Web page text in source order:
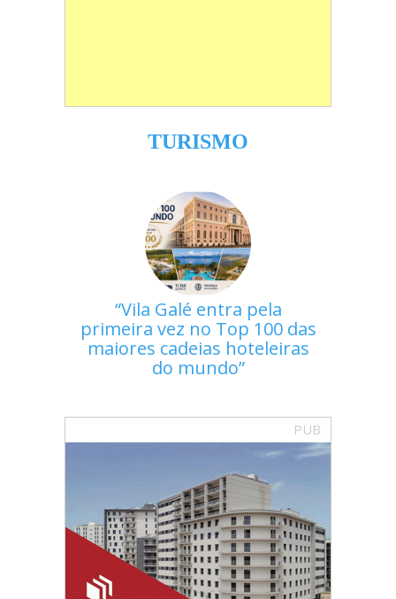
TURISMO
Vila Galé entra pela
primeira vez no Top 100 das
maiores cadeias hoteleiras
do mundo
PUB